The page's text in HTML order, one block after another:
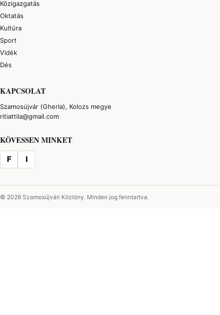
Közigazgatás
Oktatás
Kultúra
Sport
Vidék
Dés
KAPCSOLAT
Szamosújvár (Gherla), Kolozs megye
ritiattila@gmail.com
KÖVESSEN MINKET
F I
© 2026 Szamosújvári Közlöny. Minden jog fenntartva.